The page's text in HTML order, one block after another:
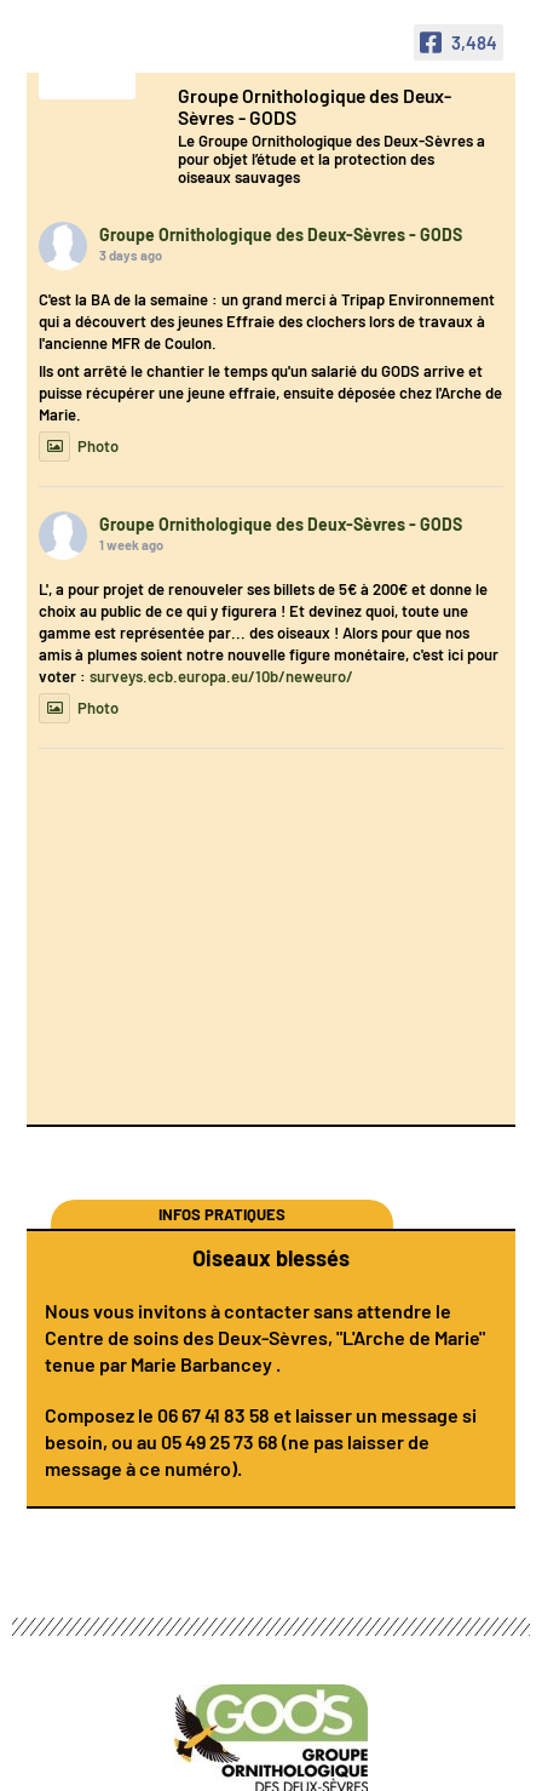
3,484
Groupe Ornithologique des Deux-
Sèvres - GODS
Le Groupe Ornithologique des Deux-Sèvres a
pour objet l’étude et la protection des
oiseaux sauvages
Groupe Ornithologique des Deux-Sèvres - GODS
3 days ago
C'est la BA de la semaine : un grand merci à Tripap Environnement
qui a découvert des jeunes Effraie des clochers lors de travaux à
l'ancienne MFR de Coulon.
Ils ont arrêté le chantier le temps qu'un salarié du GODS arrive et
puisse récupérer une jeune effraie, ensuite déposée chez l'Arche de
Marie.
Photo
Groupe Ornithologique des Deux-Sèvres - GODS
1 week ago
L', a pour projet de renouveler ses billets de 5€ à 200€ et donne le
choix au public de ce qui y figurera ! Et devinez quoi, toute une
gamme est représentée par... des oiseaux ! Alors pour que nos
amis à plumes soient notre nouvelle figure monétaire, c'est ici pour
voter :surveys.ecb.europa.eu/10b/neweuro/
Photo
INFOS PRATIQUES
Oiseaux blessés
Nous vous invitons à contacter sans attendre le
Centre de soins des Deux-Sèvres, "L'Arche de Marie"
tenue par Marie Barbancey .
Composez le06 67 41 83 58 et laisser un message si
besoin, ou au 05 49 25 73 68 (ne pas laisser de
message à ce numéro).